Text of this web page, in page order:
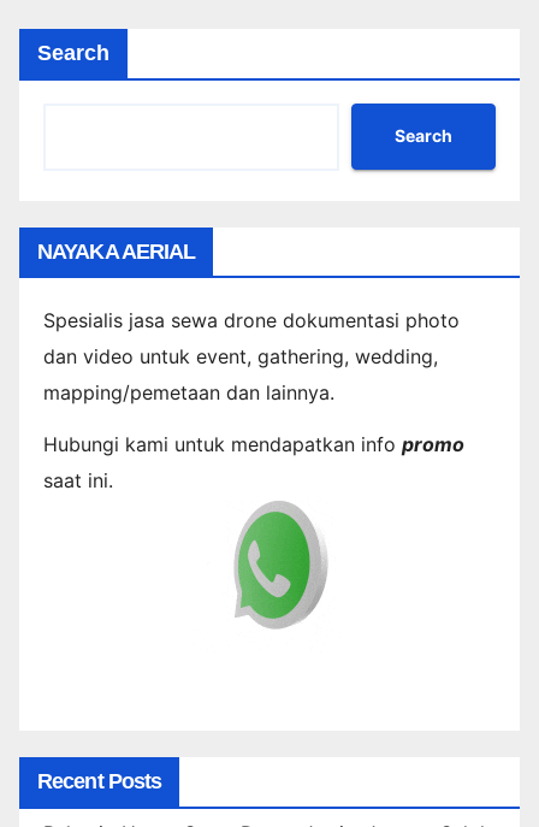
Search
Search
NAYAKA AERIAL
Spesialis jasa sewa drone dokumentasi photo
dan video untuk event, gathering, wedding,
mapping/pemetaan dan lainnya.
Hubungi kami untuk mendapatkan info promo
saat ini.
Recent Posts